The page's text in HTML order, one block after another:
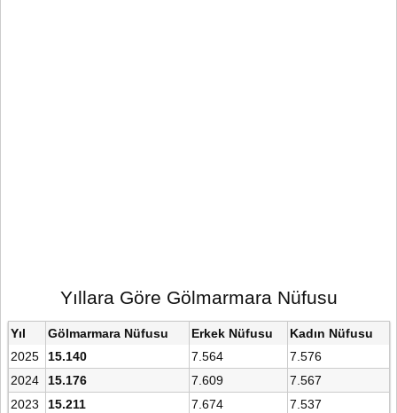
Yıllara Göre Gölmarmara Nüfusu
Yıl Gölmarmara Nüfusu Erkek Nüfusu
Kadın Nüfusu
2025
15.140 7.564
7.576
2024
15.176 7.609
7.567
2023
15.211 7.674
7.537